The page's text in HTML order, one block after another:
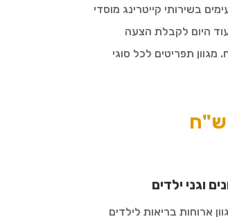
בשירותי קייטרינג מוסדי
היום לקבלת הצעה
תפריטים לכל סוגי
וגני ילדים
ארוחות בריאות לילדים